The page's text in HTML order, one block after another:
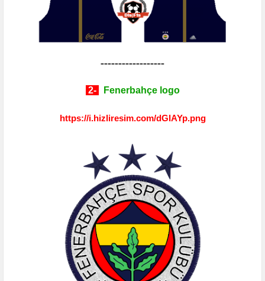
------------------
2- Fenerbahçe logo
https://i.hizliresim.com/dGlAYp.png